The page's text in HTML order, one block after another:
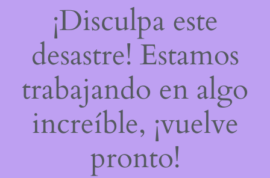
¡Disculpa este
desastre! Estamos
trabajando en algo
increíble, ¡vuelve
pronto!